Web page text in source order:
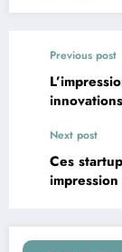
Previous post
Next post
Ces